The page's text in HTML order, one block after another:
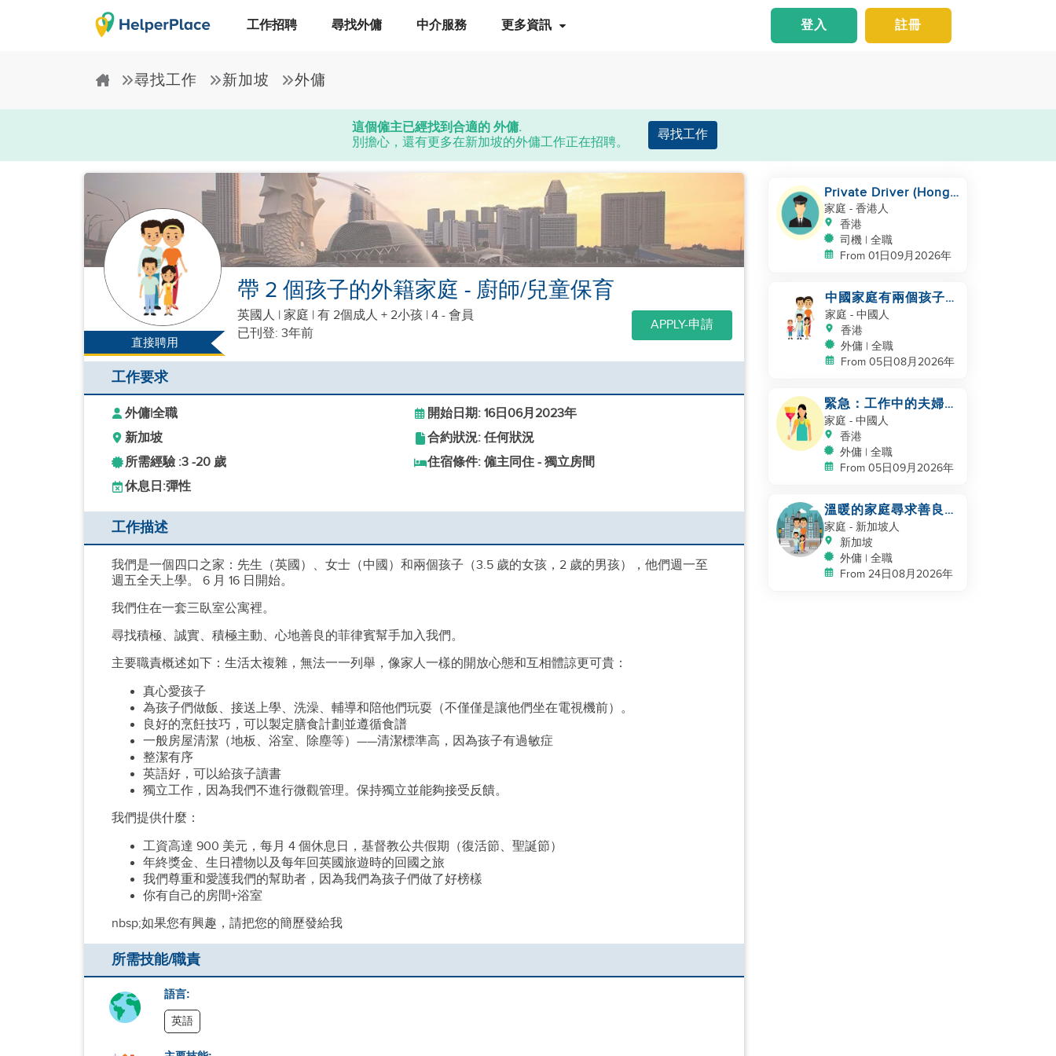
工作招聘 尋找外傭 中介服務 更多資訊 註冊
登入
尋找工作 新加坡 外傭
這個僱主已經找到合適的 外傭.
別擔心，還有更多在新加坡的外傭工作正在招聘。
尋找工作
直接聘用
帶 2 個孩子的外籍家庭 - 廚師/兒童保育
英國人 | 家庭 | 有 2個成人 + 2小孩 | 4 - 會員
已刊登: 3年前
APPLY-申請
工作要求
外傭|全職
開始日期: 16日06月2023年
新加坡
合約狀況: 任何狀況
所需經驗 :3 -20 歲
住宿條件: 僱主同住 - 獨立房間
休息日:彈性
工作描述
我們是一個四口之家：先生（英國）、女士（中國）和兩個孩子（3.5 歲的女孩，2 歲的男孩），他們週一至
週五全天上學。 6 月 16 日開始。
我們住在一套三臥室公寓裡。
尋找積極、誠實、積極主動、心地善良的菲律賓幫手加入我們。
主要職責概述如下：生活太複雜，無法一一列舉，像家人一樣的開放心態和互相體諒更可貴：
真心愛孩子
為孩子們做飯、接送上學、洗澡、輔導和陪他們玩耍（不僅僅是讓他們坐在電視機前）。
良好的烹飪技巧，可以製定膳食計劃並遵循食譜
一般房屋清潔（地板、浴室、除塵等）——清潔標準高，因為孩子有過敏症
整潔有序
英語好，可以給孩子讀書
獨立工作，因為我們不進行微觀管理。保持獨立並能夠接受反饋。
我們提供什麼：
工資高達 900 美元，每月 4 個休息日，基督教公共假期（復活節、聖誕節）
年終獎金、生日禮物以及每年回英國旅遊時的回國之旅
我們尊重和愛護我們的幫助者，因為我們為孩子們做了好榜樣
你有自己的房間+浴室
nbsp;如果您有興趣，請把您的簡歷發給我
所需技能/職責
語言:
英語
Private Driver (Hong
Kong Island Area,
English-speaking)
家庭 - 香港人
香港
司機 | 全職
From 01日09月2026年
中國家庭有兩個孩子在
何文田
家庭 - 中國人
香港
外傭 | 全職
From 05日08月2026年
緊急：工作中的夫婦，
期待寶寶
家庭 - 中國人
香港
外傭 | 全職
From 05日09月2026年
溫暖的家庭尋求善良的
幫手照顧兩個小孩💖
家庭 - 新加坡人
新加坡
外傭 | 全職
From 24日08月2026年